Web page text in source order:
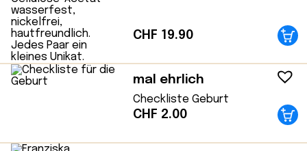
CHF 19.90
mal ehrlich
Checkliste Geburt
CHF 2.00